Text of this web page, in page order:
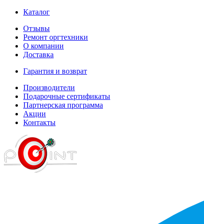
Каталог
Отзывы
Ремонт оргтехники
О компании
Доставка
Гарантия и возврат
Производители
Подарочные сертификаты
Партнерская программа
Акции
Контакты